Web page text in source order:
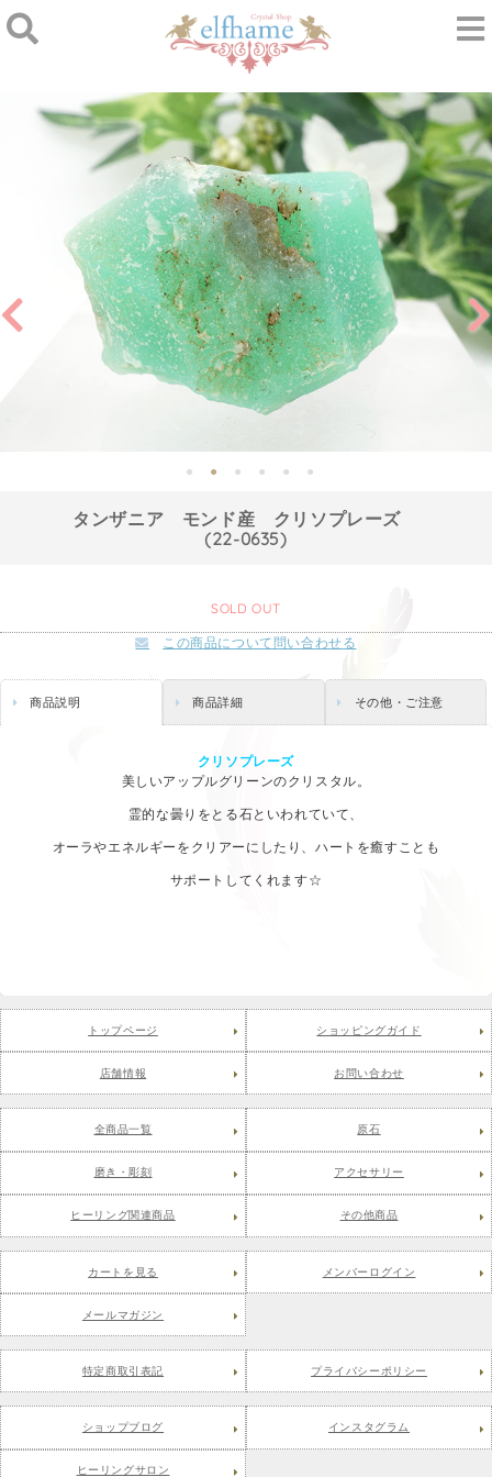
タンザニア モンド産 クリソプレーズ
(22-0635)
SOLD OUT
この商品について問い合わせる
商品説明 商品詳細 その他・ご注意
クリソプレーズ
美しいアップルグリーンのクリスタル。
霊的な曇りをとる石といわれていて、
オーラやエネルギーをクリアーにしたり、ハートを癒すことも
サポートしてくれます☆
トップページ ショッピングガイド
店舗情報 お問い合わせ
全商品一覧 原石
磨き・彫刻 アクセサリー
ヒーリング関連商品 その他商品
カートを見る メンバーログイン
メールマガジン
特定商取引表記 プライバシーポリシー
ショップブログ インスタグラム
ヒーリングサロン